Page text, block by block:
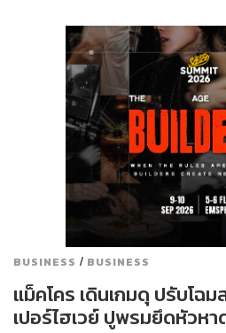
BUSINESS / BUSINESS
แม็คโคร เดินเกมดุ ปรับโฉม
เปอร์ไฮเวย์ ปูพรมยึดหัวห